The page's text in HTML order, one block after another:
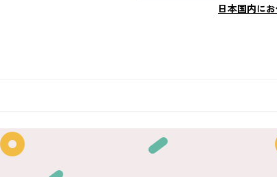
日本国内に